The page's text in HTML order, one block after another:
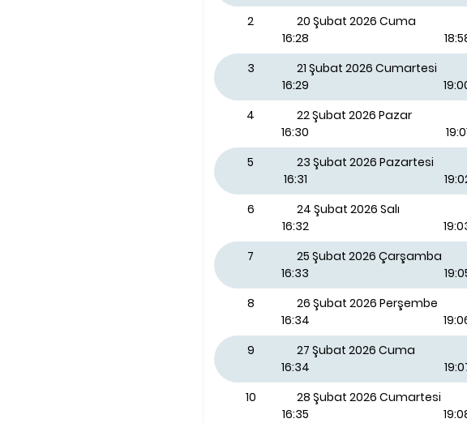
2
20 Şubat 2026 Cuma
16:28
3
21 Şubat 2026 Cumartesi
16:29
4
22 Şubat 2026 Pazar
16:30
5
23 Şubat 2026 Pazartesi
16:31
6
24 Şubat 2026 Salı
16:32
7
25 Şubat 2026 Çarşamba
16:33
8
26 Şubat 2026 Perşembe
16:34
9
27 Şubat 2026 Cuma
16:34
10
28 Şubat 2026 Cumartesi
16:35